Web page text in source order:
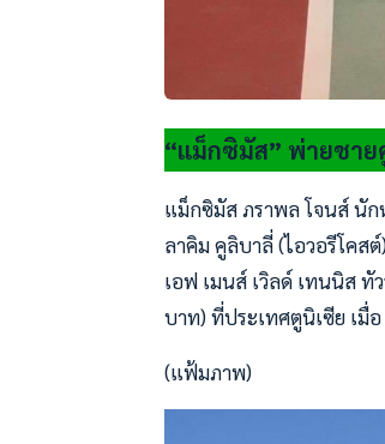
“แม็กซิมัส” พ่ายชา
แม็กซิมัส ภราพล โจนส์ นัก
ลาคิม คูลิบาลี่ (ไอวอรีโคส
เอฟ เมนส์ เวิลด์ เทนนิส ทั
บาท) ที่ประเทศตูนิเซีย เมื่
(แฟ้มภาพ)